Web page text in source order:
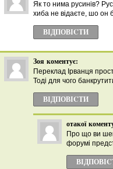
Як то нима русинів?
хиба не відаєте, шо он
ВІДПОВІCТИ
Зоя коментує:
Переклад Ірванця
Тоді для чого
ВІДПОВІCТИ
отакої
Про що ви
форумі